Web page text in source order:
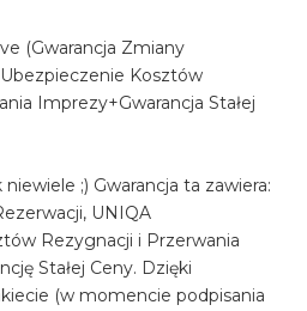
(Gwarancja Zmiany
Kosztów
Imprezy+Gwarancja Stałej
;) Gwarancja ta zawiera:
UNIQA
Rezygnacji i Przerwania
Stałej Ceny. Dzięki
(w momencie podpisania